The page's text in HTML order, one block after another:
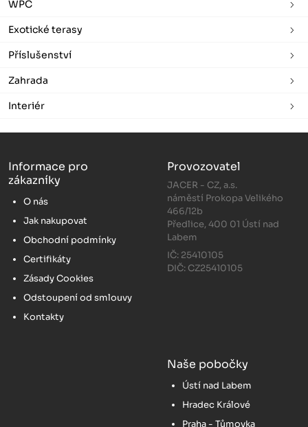
WPC
Exotické terasy
Příslušenství
Zahrada
Interiér
Informace pro
zákazníky
O nás
Jak nakupovat
Obchodní podmínky
Certifikáty
Zásady Cookies
Odstoupení od smlouvy
Kontakty
Provozovatel
JACER - CZ, a.s.
náměstí Prokopa Velikého
466/12b
Předlice, 400 01 Ústí nad
Labem
IČ: 25410105
DIČ: CZ25410105
Naše pobočky
Ústí nad Labem
Hradec Králové
Praha - Tůmovka